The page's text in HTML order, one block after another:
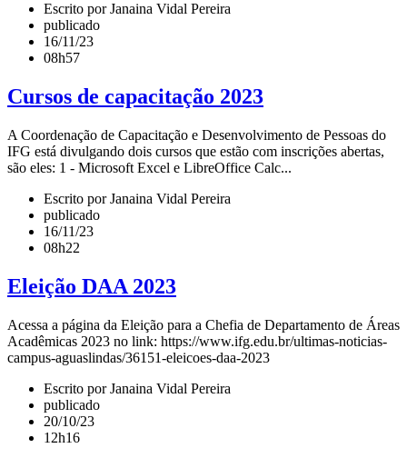
Escrito por Janaina Vidal Pereira
publicado
16/11/23
08h57
Cursos de capacitação 2023
A Coordenação de Capacitação e Desenvolvimento de Pessoas do
IFG está divulgando dois cursos que estão com inscrições abertas,
são eles: 1 - Microsoft Excel e LibreOffice Calc...
Escrito por Janaina Vidal Pereira
publicado
16/11/23
08h22
Eleição DAA 2023
Acessa a página da Eleição para a Chefia de Departamento de Áreas
Acadêmicas 2023 no link: https://www.ifg.edu.br/ultimas-noticias-
campus-aguaslindas/36151-eleicoes-daa-2023
Escrito por Janaina Vidal Pereira
publicado
20/10/23
12h16